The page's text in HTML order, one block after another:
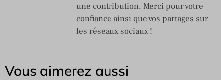
une contribution. Merci pour votre
confiance ainsi que vos partages sur
les réseaux sociaux !
Vous aimerez aussi